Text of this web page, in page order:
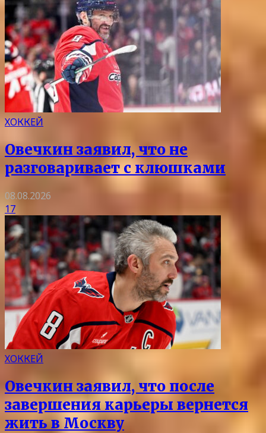
ХОККЕЙ
Овечкин заявил, что не
разговаривает с клюшками
08.08.2026
17
ХОККЕЙ
Овечкин заявил, что после
завершения карьеры вернется
жить в Москву